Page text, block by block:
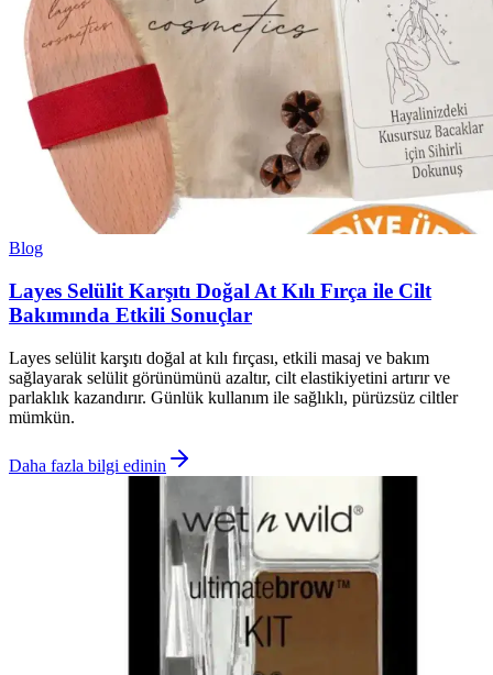
Blog
Layes Selülit Karşıtı Doğal At Kılı Fırça ile Cilt
Bakımında Etkili Sonuçlar
Layes selülit karşıtı doğal at kılı fırçası, etkili masaj ve bakım
sağlayarak selülit görünümünü azaltır, cilt elastikiyetini artırır ve
parlaklık kazandırır. Günlük kullanım ile sağlıklı, pürüzsüz ciltler
mümkün.
Daha fazla bilgi edinin